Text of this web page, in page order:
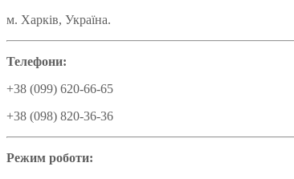
м. Харків, Україна.
Телефони:
+38 (099) 620-66-65
+38 (098) 820-36-36
Режим роботи: